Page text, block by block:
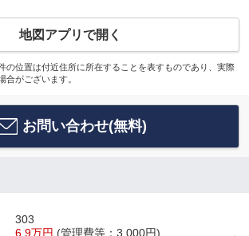
地図アプリで開く
の位置は付近住所に所在することを表すものであり、実際
合がございます。
お問い合わせ(無料)
303
6.9万円 (管理費等：3,000円)